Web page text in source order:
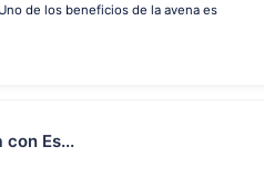
de los beneficios de la avena es
con Es...